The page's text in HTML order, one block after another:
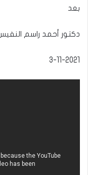
بعد
دكتور أحمد راسم
3-11-2021